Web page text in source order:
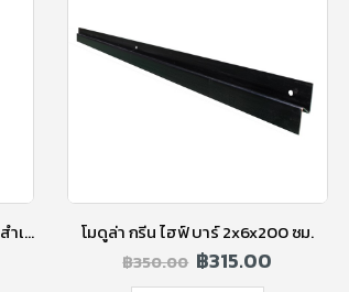
อีซี่กราส 125x200x4 ซม. ชนิดม้วนสำเร็จรูป สีเฟรช กรีน โมดูล่า กรีน ไฮฟ์ บาร์ 2x6x200 ซม.
฿350.00 ฿315.00